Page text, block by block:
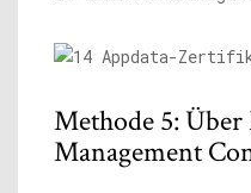
Methode 5:
Management